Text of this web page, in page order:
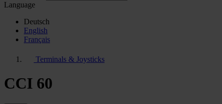
Language
Deutsch
English
Français
Terminals & Joysticks
CCI 60